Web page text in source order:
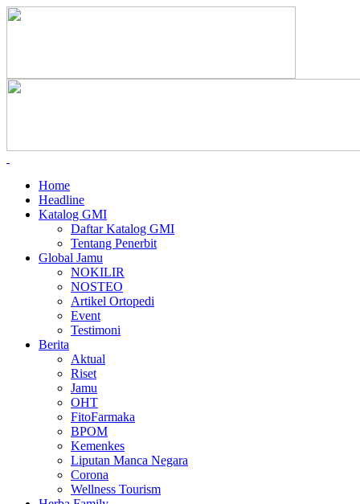
Home
Headline
Katalog GMI
Daftar Katalog GMI
Tentang Penerbit
Global Jamu
NOKILIR
NOSTEO
Artikel Ortopedi
Event
Testimoni
Berita
Aktual
Riset
Jamu
OHT
FitoFarmaka
BPOM
Kemenkes
Liputan Manca Negara
Corona
Wellness Tourism